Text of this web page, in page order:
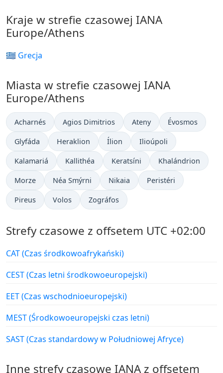
Kraje w strefie czasowej IANA
Europe/Athens
🇬🇷 Grecja
Miasta w strefie czasowej IANA
Europe/Athens
Acharnés Agios Dimitrios Ateny Évosmos
Glyfáda Heraklion Ílion Ilioúpoli
Kalamariá Kallithéa Keratsíni Khalándrion
Morze Néa Smýrni Nikaia Peristéri
Pireus Volos Zográfos
Strefy czasowe z offsetem UTC +02:00
CAT (Czas środkowoafrykański)
CEST (Czas letni środkowoeuropejski)
EET (Czas wschodnioeuropejski)
MEST (Środkowoeuropejski czas letni)
SAST (Czas standardowy w Południowej Afryce)
Inne strefy czasowe IANA z offsetem